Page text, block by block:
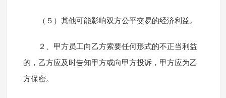
（５）其他可能影响双方公平交易的经济利益。
２、甲方员工向乙方索要任何形式的不正当利益
的，乙方应及时告知甲方或向甲方投诉，甲方应为乙
方保密。